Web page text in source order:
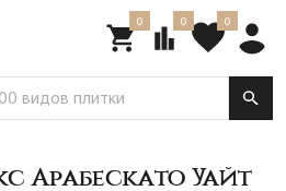
0 0 0
Арабескато Уайт